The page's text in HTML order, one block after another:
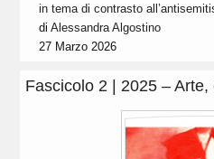
in tema di contrasto
diAlessandra Algostino
27 Marzo 2026
Fascicolo 2 | 2025 –